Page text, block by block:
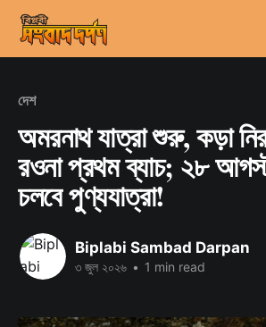
দেশ
অমরনাথ যাত্রা শুরু, কড়া
রওনা প্রথম ব্যাচ; ২৮
চলবে পুণ্যযাত্রা!
Biplabi Sambad Darpan
৩ জুল ২০২৬ • 1 min read